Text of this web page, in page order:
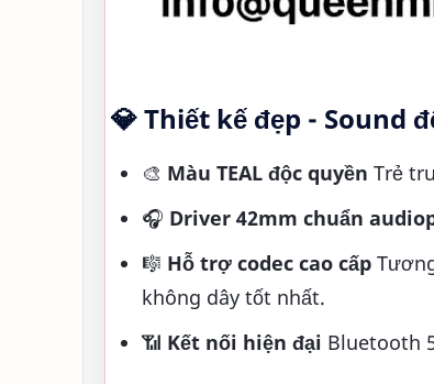
💎 Thiết kế đẹp - Sound
🎨 Màu TEAL độc quyền Trẻ
🎧 Driver 42mm chuẩn
🎼 Hỗ trợ codec cao cấp
không dây tốt nhất.
📶 Kết nối hiện đại Bluetooth